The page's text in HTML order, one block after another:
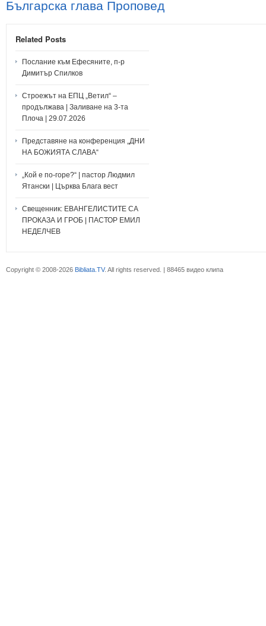
Българска глава Проповед
Related Posts
Послание към Ефесяните, п-р
Димитър Спилков
Строежът на ЕПЦ „Ветил“ –
продължава | Заливане на 3-та
Плоча | 29.07.2026
Представяне на конференция „ДНИ
НА БОЖИЯТА СЛАВА“
„Кой е по-горе?“ | пастор Людмил
Ятански | Църква Блага вест
Свещенник: ЕВАНГЕЛИСТИТЕ СА
ПРОКАЗА И ГРОБ | ПАСТОР ЕМИЛ
НЕДЕЛЧЕВ
Copyright © 2008-2026 Bibliata.TV. All rights reserved. | 88465 видео клипа